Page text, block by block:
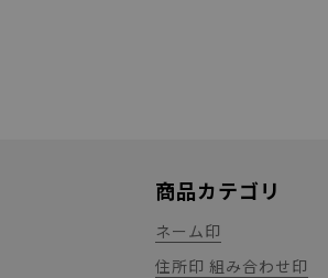
商品カテゴリ
ネーム印
住所印 組み合わせ印